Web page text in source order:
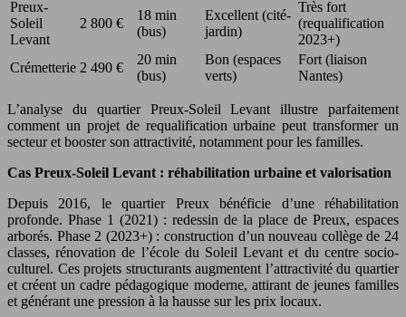
Preux-
Soleil
Levant
2 800 €
18 min
(bus)
Excellent (cité-
jardin)
Très fort
(requalification
2023+)
Crémetterie 2 490 €
20 min
(bus)
Bon (espaces
verts)
Fort (liaison
Nantes)
L’analyse du quartier Preux-Soleil Levant illustre parfaitement
comment un projet de requalification urbaine peut transformer un
secteur et booster son attractivité, notamment pour les familles.
Cas Preux-Soleil Levant : réhabilitation urbaine et valorisation
Depuis 2016, le quartier Preux bénéficie d’une réhabilitation
profonde. Phase 1 (2021) : redessin de la place de Preux, espaces
arborés. Phase 2 (2023+) : construction d’un nouveau collège de 24
classes, rénovation de l’école du Soleil Levant et du centre socio-
culturel. Ces projets structurants augmentent l’attractivité du quartier
et créent un cadre pédagogique moderne, attirant de jeunes familles
et générant une pression à la hausse sur les prix locaux.